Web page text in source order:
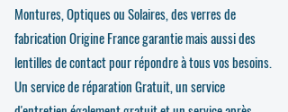
Montures, Optiques ou Solaires, des verres de
fabrication Origine France garantie mais aussi des
lentilles de contact pour répondre à tous vos besoins.
Un service de réparation Gratuit, un service